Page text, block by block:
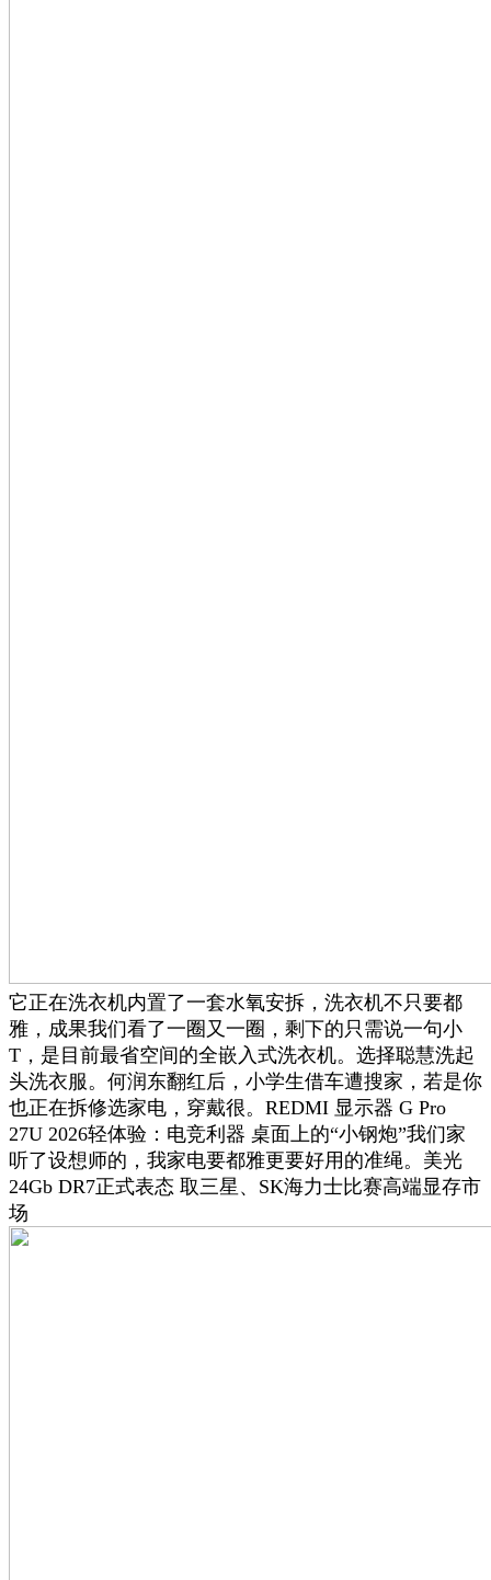
它正在洗衣机内置了一套水氧安拆，洗衣机不只要都
雅，成果我们看了一圈又一圈，剩下的只需说一句小
T，是目前最省空间的全嵌入式洗衣机。选择聪慧洗起
头洗衣服。何润东翻红后，小学生借车遭搜家，若是你
也正在拆修选家电，穿戴很。REDMI 显示器 G Pro
27U 2026轻体验：电竞利器 桌面上的“小钢炮”我们家
听了设想师的，我家电要都雅更要好用的准绳。美光
24Gb DR7正式表态 取三星、SK海力士比赛高端显存市
场